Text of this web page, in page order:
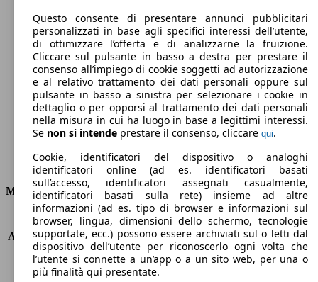
320 g/km
Emissioni di CO2 (combinato)*
Ø 14.0 l/100km
Consumi
Motore e Prestazioni
KW (PS)
467 kW (635 PS)
Accelerazione (0-100 km/h) 3.8s
Velocità massima (km/h)
333 km/h
Numero di marce
8
Questo consente di presentare annunci pubblicitari
personalizzati in base agli specifici interessi dell’utente,
di ottimizzare l’offerta e di analizzarne la fruizione.
Cliccare sul pulsante in basso a destra per prestare il
consenso all’impiego di cookie soggetti ad autorizzazione
e al relativo trattamento dei dati personali oppure sul
pulsante in basso a sinistra per selezionare i cookie in
dettaglio o per opporsi al trattamento dei dati personali
nella misura in cui ha luogo in base a legittimi interessi.
Se non si intende prestare il consenso, cliccare qui.
Cookie, identificatori del dispositivo o analoghi
identificatori online (ad es. identificatori basati
sull’accesso, identificatori assegnati casualmente,
identificatori basati sulla rete) insieme ad altre
informazioni (ad es. tipo di browser e informazioni sul
browser, lingua, dimensioni dello schermo, tecnologie
supportate, ecc.) possono essere archiviati sul o letti dal
dispositivo dell’utente per riconoscerlo ogni volta che
l’utente si connette a un’app o a un sito web, per una o
più finalità qui presentate.